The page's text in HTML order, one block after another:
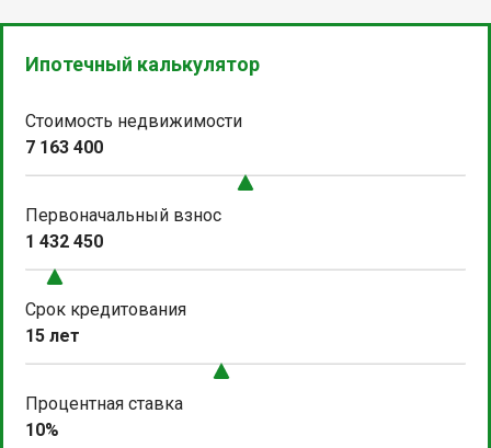
Ипотечный калькулятор
Стоимость недвижимости
7 163 400
Первоначальный взнос
1 432 450
Срок кредитования
15 лет
Процентная ставка
10%